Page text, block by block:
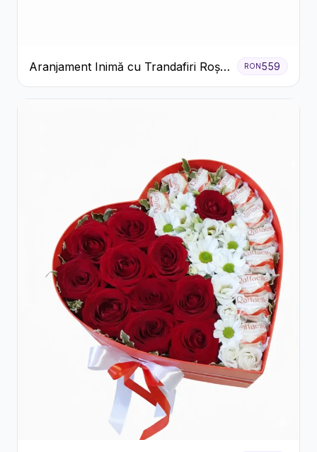
Aranjament Inimă cu Trandafiri Roșii
și Ciocolată Ferrero Rocher
RON559